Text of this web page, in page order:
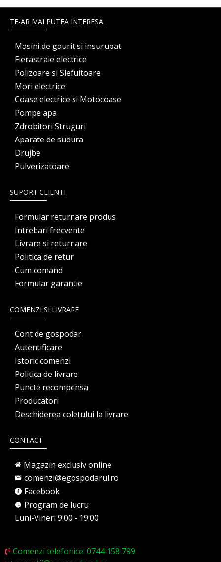
TE-AR MAI PUTEA INTERESA
Masini de gaurit si insurubat
Fierastraie electrice
Polizoare si Slefuitoare
Mori electrice
Coase electrice si Motocoase
Pompe apa
Zdrobitori Struguri
Aparate de sudura
Drujbe
Pulverizatoare
SUPORT CLIENTI
Formular returnare produs
Intrebari frecvente
Livrare si returnare
Politica de retur
Cum comand
Formular garantie
COMENZI SI LIVRARE
Cont de gospodar
Autentificare
Istoric comenzi
Politica de livrare
Puncte recompensa
Producatori
Deschiderea coletului la livrare
CONTACT
Magazin exclusiv online
comenzi@egospodarul.ro
Facebook
Program de lucru
Luni-Vineri 9:00 - 19:00
Comenzi telefonice: 0744 158 799